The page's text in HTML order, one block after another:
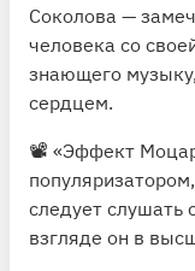
Соколова —
человека со
знающего
сердцем.
📽 «Эффект
следует слушать
взгляде он в